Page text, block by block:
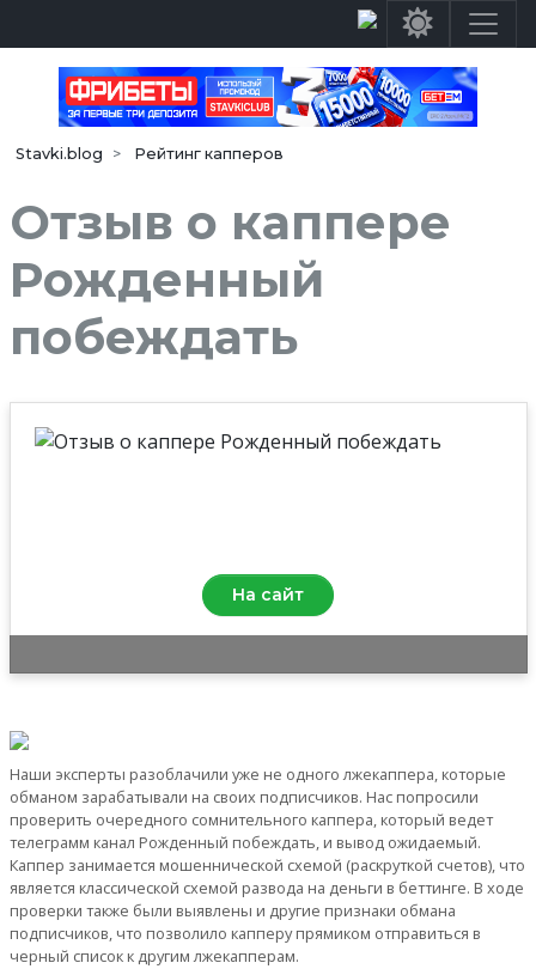
Stavki.blog Рейтинг капперов
Отзыв о каппере
Рожденный
побеждать
На сайт
Наши эксперты разоблачили уже не одного лжекаппера, которые
обманом зарабатывали на своих подписчиков. Нас попросили
проверить очередного сомнительного каппера, который ведет
телеграмм канал Рожденный побеждать, и вывод ожидаемый.
Каппер занимается мошеннической схемой (раскруткой счетов), что
является классической схемой развода на деньги в беттинге. В ходе
проверки также были выявлены и другие признаки обмана
подписчиков, что позволило капперу прямиком отправиться в
черный список к другим лжекапперам.